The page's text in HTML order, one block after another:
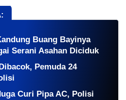
Buang Bayinya
Serani Asahan Diciduk
Pemuda 24
Curi Pipa AC, Polisi